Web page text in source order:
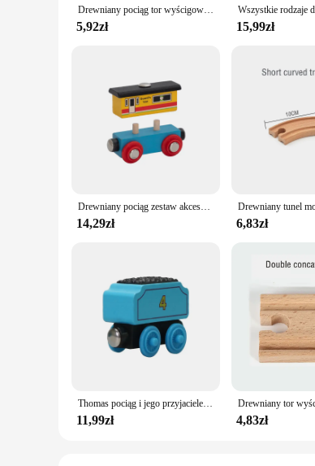
Drewniany pociąg tor wyścigowy zabawki kolejowe wszystkie rodzaje drewniane akcesoria torowe nadające się do torów drewnianych Biro zabawki dla dzieci prezent
5,92zł 15,99zł
Drewniany pociąg zestaw akcesoriów zabawka samochód drewniany tor zabawka samochód kompatybilny ze wszystkimi głównymi markami prezent dla małych dzieci i dzieci
14,29zł 6,83zł
Thomas pociąg i jego przyjaciele zabawka Molley Diesel Toby Oliver Edward Thomas drewniany pociąg zabawki edukacyjne prezenty urodzinowe dla dzieci
11,99zł 4,83zł